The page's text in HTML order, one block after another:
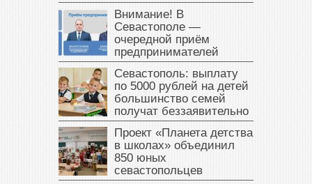
Внимание! В
Севастополе —
очередной приём
предпринимателей
Севастополь: выплату
по 5000 рублей на детей
большинство семей
получат беззаявительно
Проект «Планета детства
в школах» объединил
850 юных
севастопольцев